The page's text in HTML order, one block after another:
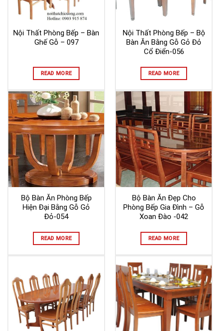
Nội Thất Phòng Bếp – Bàn
Ghế Gỗ – 097
READ MORE
Nội Thất Phòng Bếp – Bộ
Bàn Ăn Bằng Gỗ Gỏ Đỏ
Cổ Điển-056
READ MORE
Bộ Bàn Ăn Phòng Bếp
Hiện Đại Bằng Gỗ Gỏ
Đỏ-054
READ MORE
Bộ Bàn Ăn Đẹp Cho
Phòng Bếp Gia Đình – Gỗ
Xoan Đào -042
READ MORE